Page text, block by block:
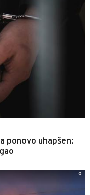
ponovo uhapšen:
0